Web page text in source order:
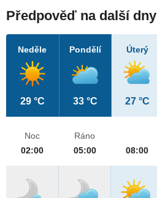
Předpověď na další dny
Neděle
29 °C
Pondělí
33 °C
Úterý
27 °C
Noc
02:00
Ráno
05:00
08:00